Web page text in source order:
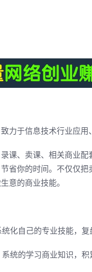
力于信息技术行业应用
课、卖课、相关商业
省你的时间。不仅仅
意的商业技能。
化自己的专业技能，
统的学习商业知识，积